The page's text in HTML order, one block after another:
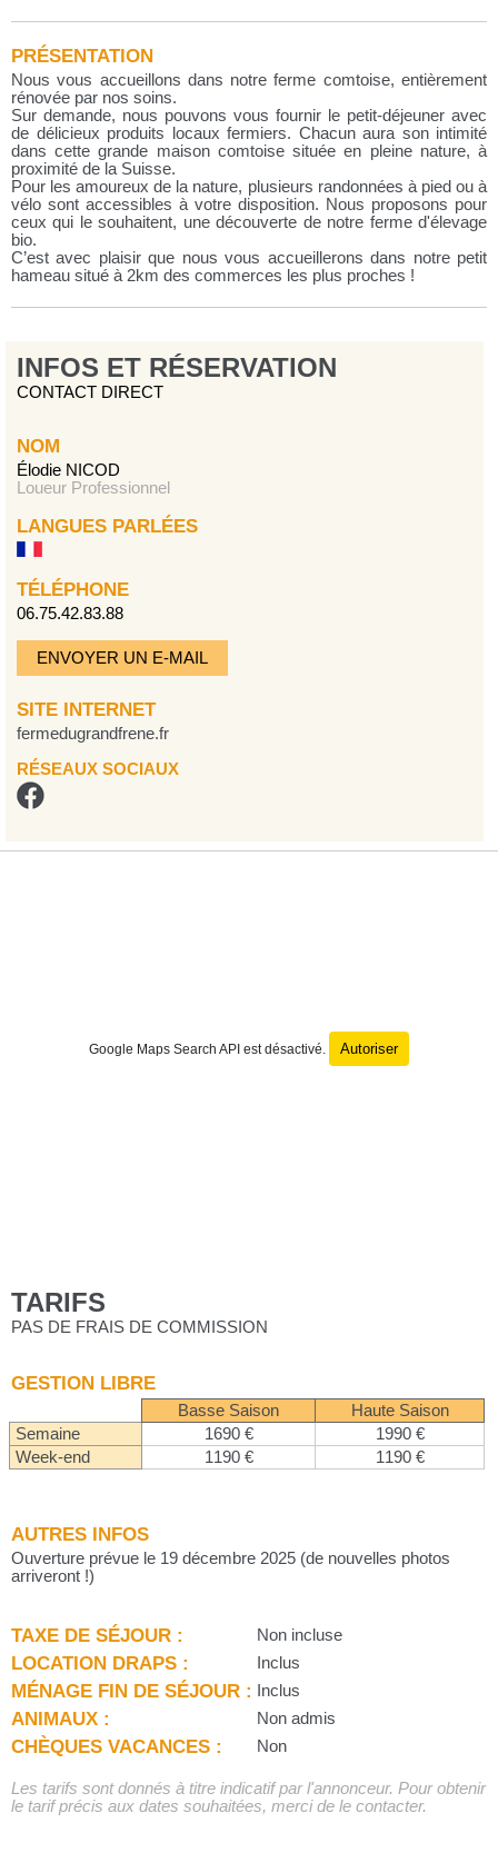
PRÉSENTATION
Nous vous accueillons dans notre ferme comtoise, entièrement
rénovée par nos soins.
Sur demande, nous pouvons vous fournir le petit-déjeuner avec
de délicieux produits locaux fermiers. Chacun aura son intimité
dans cette grande maison comtoise située en pleine nature, à
proximité de la Suisse.
Pour les amoureux de la nature, plusieurs randonnées à pied ou à
vélo sont accessibles à votre disposition. Nous proposons pour
ceux qui le souhaitent, une découverte de notre ferme d'élevage
bio.
C’est avec plaisir que nous vous accueillerons dans notre petit
hameau situé à 2km des commerces les plus proches !
INFOS ET RÉSERVATION
CONTACT DIRECT
NOM
Élodie NICOD
Loueur Professionnel
LANGUES PARLÉES
TÉLÉPHONE
06.75.42.83.88
ENVOYER UN E-MAIL
SITE INTERNET
fermedugrandfrene.fr
RÉSEAUX SOCIAUX
Google Maps Search API est désactivé. Autoriser
TARIFS
PAS DE FRAIS DE COMMISSION
GESTION LIBRE
Basse Saison
Haute Saison
Semaine
1690 €
1990 €
Week-end
1190 € 1190 €
AUTRES INFOS
Ouverture prévue le 19 décembre 2025 (de nouvelles photos
arriveront !)
TAXE DE SÉJOUR : Non incluse
LOCATION DRAPS : Inclus
MÉNAGE FIN DE SÉJOUR : Inclus
ANIMAUX : Non admis
CHÈQUES VACANCES : Non
Les tarifs sont donnés à titre indicatif par l'annonceur. Pour obtenir
le tarif précis aux dates souhaitées, merci de le contacter.